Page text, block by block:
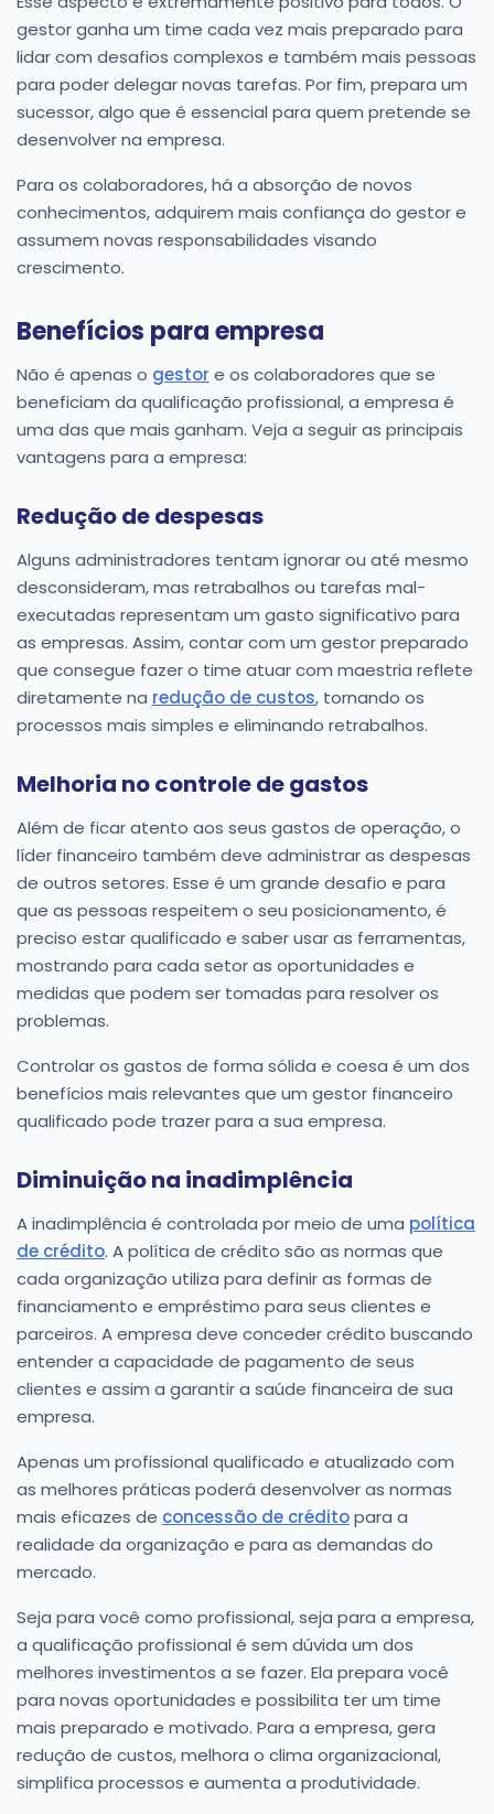
gestor ganha um time cada vez mais preparado para
lidar com desafios complexos e também mais pessoas
para poder delegar novas tarefas. Por fim, prepara um
sucessor, algo que é essencial para quem pretende se
desenvolver na empresa.
Para os colaboradores, há a absorção de novos
conhecimentos, adquirem mais confiança do gestor e
assumem novas responsabilidades visando
crescimento.
Benefícios para empresa
Não é apenas o gestor e os colaboradores que se
beneficiam da qualificação profissional, a empresa é
uma das que mais ganham. Veja a seguir as principais
vantagens para a empresa:
Redução de despesas
Alguns administradores tentam ignorar ou até mesmo
desconsideram, mas retrabalhos ou tarefas mal-
executadas representam um gasto significativo para
as empresas. Assim, contar com um gestor preparado
que consegue fazer o time atuar com maestria reflete
diretamente na redução de custos, tornando os
processos mais simples e eliminando retrabalhos.
Melhoria no controle de gastos
Além de ficar atento aos seus gastos de operação, o
líder financeiro também deve administrar as despesas
de outros setores. Esse é um grande desafio e para
que as pessoas respeitem o seu posicionamento, é
preciso estar qualificado e saber usar as ferramentas,
mostrando para cada setor as oportunidades e
medidas que podem ser tomadas para resolver os
problemas.
Controlar os gastos de forma sólida e coesa é um dos
benefícios mais relevantes que um gestor financeiro
qualificado pode trazer para a sua empresa.
Diminuição na inadimplência
A inadimplência é controlada por meio de uma política
de crédito. A política de crédito são as normas que
cada organização utiliza para definir as formas de
financiamento e empréstimo para seus clientes e
parceiros. A empresa deve conceder crédito buscando
entender a capacidade de pagamento de seus
clientes e assim a garantir a saúde financeira de sua
empresa.
Apenas um profissional qualificado e atualizado com
as melhores práticas poderá desenvolver as normas
mais eficazes de concessão de créditopara a
realidade da organização e para as demandas do
mercado.
Seja para você como profissional, seja para a empresa,
a qualificação profissional é sem dúvida um dos
melhores investimentos a se fazer. Ela prepara você
para novas oportunidades e possibilita ter um time
mais preparado e motivado. Para a empresa, gera
redução de custos, melhora o clima organizacional,
simplifica processos e aumenta a produtividade.